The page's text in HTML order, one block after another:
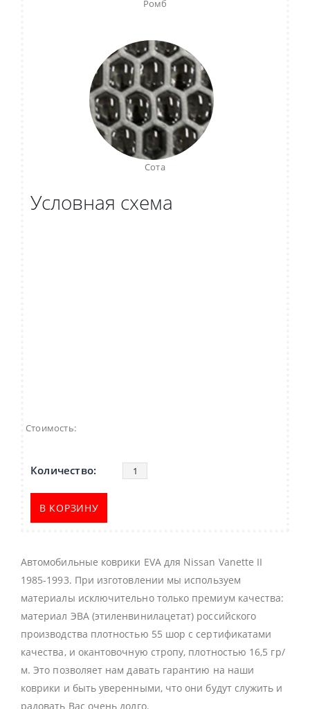
Ромб
Сота
Условная схема
Стоимость:
В КОРЗИНУ
Автомобильные коврики EVA для Nissan Vanette II
1985-1993. При изготовлении мы используем
материалы исключительно только премиум качества:
материал ЭВА (этиленвинилацетат) российского
производства плотностью 55 шор с сертификатами
качества, и окантовочную стропу, плотностью 16,5 гр/
м. Это позволяет нам давать гарантию на наши
коврики и быть уверенными, что они будут служить и
радовать Вас очень долго.